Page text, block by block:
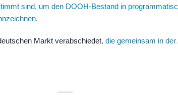
sind, um den DOOH-Bestand in
Markt verabschiedet, die gemeinsam in